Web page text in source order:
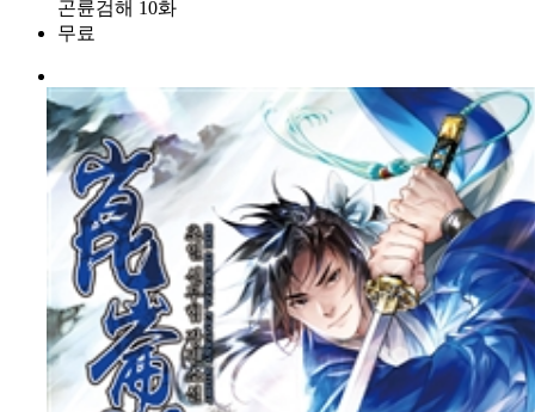
곤륜검해 10화
무료